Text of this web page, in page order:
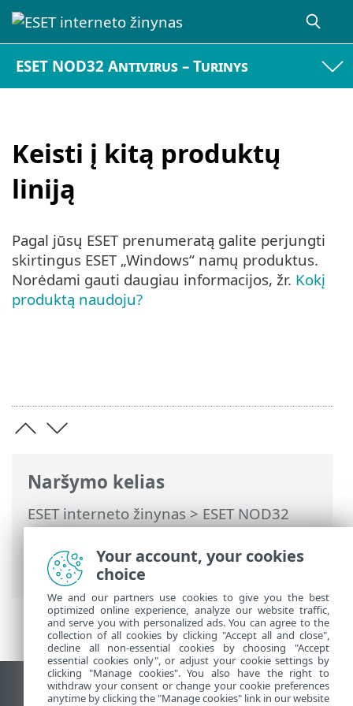
ESET NOD32 Antivirus – Turinys
Keisti į kitą produktų
liniją
Naršymo kelias
ESET interneto žinynas>ESET NOD32
Antivirus>Diegimas> Dialogo langai –
diegimas > Diegimas > Keisti į kitą
produktų liniją
Pagal jūsų ESET prenumeratą galite perjungti
skirtingus ESET „Windows“ namų produktus.
Norėdami gauti daugiau informacijos, žr. Kokį
produktą naudoju?
Rodyti darbalaukio tinklavietę
Your account, your cookies
choice
We and our partners use cookies to give you the best
optimized online experience, analyze our website traffic,
and serve you with personalized ads. You can agree to the
collection of all cookies by clicking "Accept all and close",
decline all non-essential cookies by choosing "Accept
essential cookies only", or adjust your cookie settings by
clicking "Manage cookies". You also have the right to
withdraw your consent or change your cookie preferences
anytime by clicking the "Manage cookies" link in our website